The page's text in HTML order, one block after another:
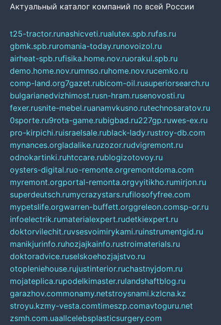
Актуальный каталог компаний по всей России
t25-tractor.runashicveti.rualutex.spb.rufas.ru
gbmk.spb.ruromania-today.runovoizol.ru
airheat-spb.rufisika.home.nov.ruorakul.spb.ru
demo.home.nov.rumnso.ruhome.nov.rucemko.ru
comp-land.org7gazet.rubicom-oil.rusuperiorsearch.ru
bulgarianedvizhimost.rusn-hram.rusenovosti.ru
fexer.rusnite-mebel.ruanamvkusno.rutechnosaratov.ru
0sporte.ru9rota-game.rubigbad.ru227gp.ruwes-ex.ru
pro-kirpichi.ruisraelsale.rublack-lady.rustroy-db.com
mynances.orgladalike.ruzozor.rudvigremont.ru
odnokartinki.ruhtccare.rublogizotovoy.ru
oysters-digital.ruo-remonte.orgremontdoma.com
myremont.orgportal-remonta.orgvyitikho.rumirjon.ru
superdeutsch.rumycrazystars.rufilosofyfree.com
mypetslife.orgwarren-buffett.orggreleon.comsp-or.ru
infoelectrik.rumaterialexpert.rudetkiexpert.ru
doktorvilechit.ruvsesvoimirykami.ruinstrumentgid.ru
manikjurinfo.ruhozjajkainfo.rustroimaterials.ru
doktoradvice.ruselskoehozjajstvo.ru
otopleniehouse.rujustinterior.ruchastnyjdom.ru
mojateplica.rupodelkimaster.rulandshaftblog.ru
garazhov.commonamy.netstroysnami.kzlcna.kz
stroyu.kzmy-vesta.comtimeszp.comavtoguru.net
zsmh.com.uaallcelebsplasticsurgery.com